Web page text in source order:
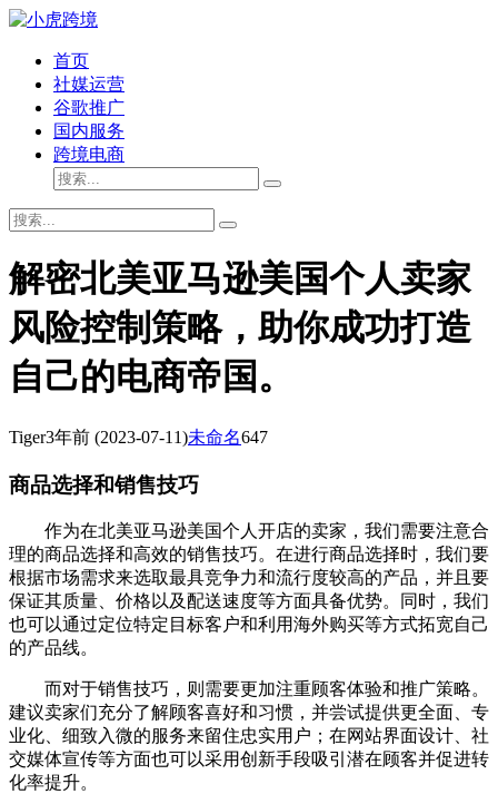
首页
社媒运营
谷歌推广
国内服务
跨境电商
解密北美亚马逊美国个人卖家
风险控制策略，助你成功打造
自己的电商帝国。
Tiger3年前 (2023-07-11)未命名647
商品选择和销售技巧
作为在北美亚马逊美国个人开店的卖家，我们需要注意合
理的商品选择和高效的销售技巧。在进行商品选择时，我们要
根据市场需求来选取最具竞争力和流行度较高的产品，并且要
保证其质量、价格以及配送速度等方面具备优势。同时，我们
也可以通过定位特定目标客户和利用海外购买等方式拓宽自己
的产品线。
而对于销售技巧，则需要更加注重顾客体验和推广策略。
建议卖家们充分了解顾客喜好和习惯，并尝试提供更全面、专
业化、细致入微的服务来留住忠实用户；在网站界面设计、社
交媒体宣传等方面也可以采用创新手段吸引潜在顾客并促进转
化率提升。